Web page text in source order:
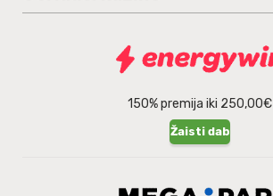
150% premija iki 250,00€
Žaisti dabar